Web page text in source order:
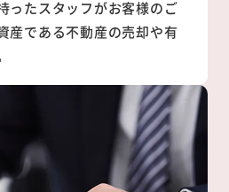
ったスタッフがお客様のご
産である不動産の売却や有